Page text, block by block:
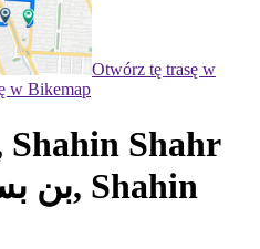
Otwórz tę trasę w
w Bikemap